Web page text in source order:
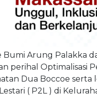
Arung Palakka
perihal Optimalisasi
Dua Boccoe
( P2L ) di